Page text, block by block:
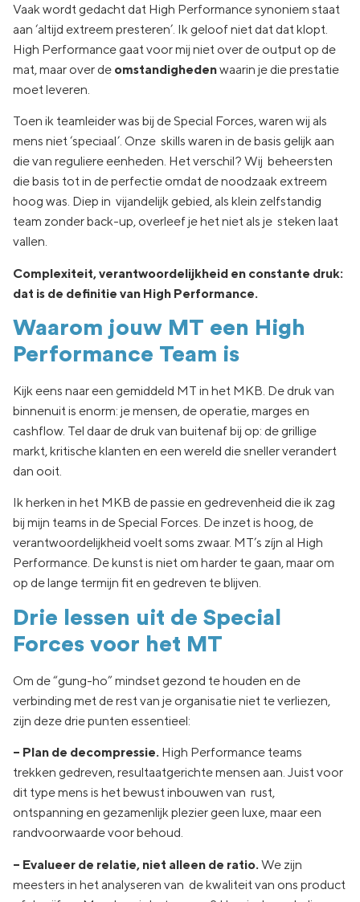
Vaak wordt gedacht dat High Performance synoniem staat
aan ‘altijd extreem presteren’. Ik geloof niet dat dat klopt.
High Performance gaat voor mij niet over de output op de
mat, maar over de omstandighedenwaarin je die prestatie
moet leveren.
Toen ik teamleider was bij de Special Forces, waren wij als
mens niet ‘speciaal’. Onze skills waren in de basis gelijk aan
die van reguliere eenheden. Het verschil? Wij beheersten
die basis tot in de perfectie omdat de noodzaak extreem
hoog was. Diep in vijandelijk gebied, als klein zelfstandig
team zonder back-up, overleef je het niet als je steken laat
vallen.
Complexiteit, verantwoordelijkheid en constante druk:
dat is de definitie van High Performance.
Waarom jouw MT een High
Performance Team is
Kijk eens naar een gemiddeld MT in het MKB. De druk van
binnenuit is enorm: je mensen, de operatie, marges en
cashflow. Tel daar de druk van buitenaf bij op: de grillige
markt, kritische klanten en een wereld die sneller verandert
dan ooit.
Ik herken in het MKB de passie en gedrevenheid die ik zag
bij mijn teams in de Special Forces. De inzet is hoog, de
verantwoordelijkheid voelt soms zwaar. MT’s zíjn al High
Performance. De kunst is niet om harder te gaan, maar om
op de lange termijn fit en gedreven te blijven.
Drie lessen uit de Special
Forces voor het MT
Om de “gung-ho” mindset gezond te houden en de
verbinding met de rest van je organisatie niet te verliezen,
zijn deze drie punten essentieel:
– Plan de decompressie. High Performance teams
trekken gedreven, resultaatgerichte mensen aan. Juist voor
dit type mens is het bewust inbouwen van rust,
ontspanning en gezamenlijk plezier geen luxe, maar een
randvoorwaarde voor behoud.
– Evalueer de relatie, niet alleen de ratio. We zijn
meesters in het analyseren van de kwaliteit van ons product